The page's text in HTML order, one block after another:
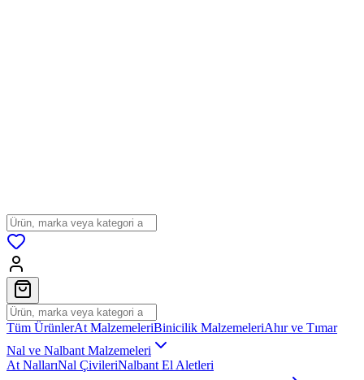
Tüm ÜrünlerAt MalzemeleriBinicilik MalzemeleriAhır ve Tımar
Nal ve Nalbant Malzemeleri
At NallarıNal ÇivileriNalbant El Aletleri